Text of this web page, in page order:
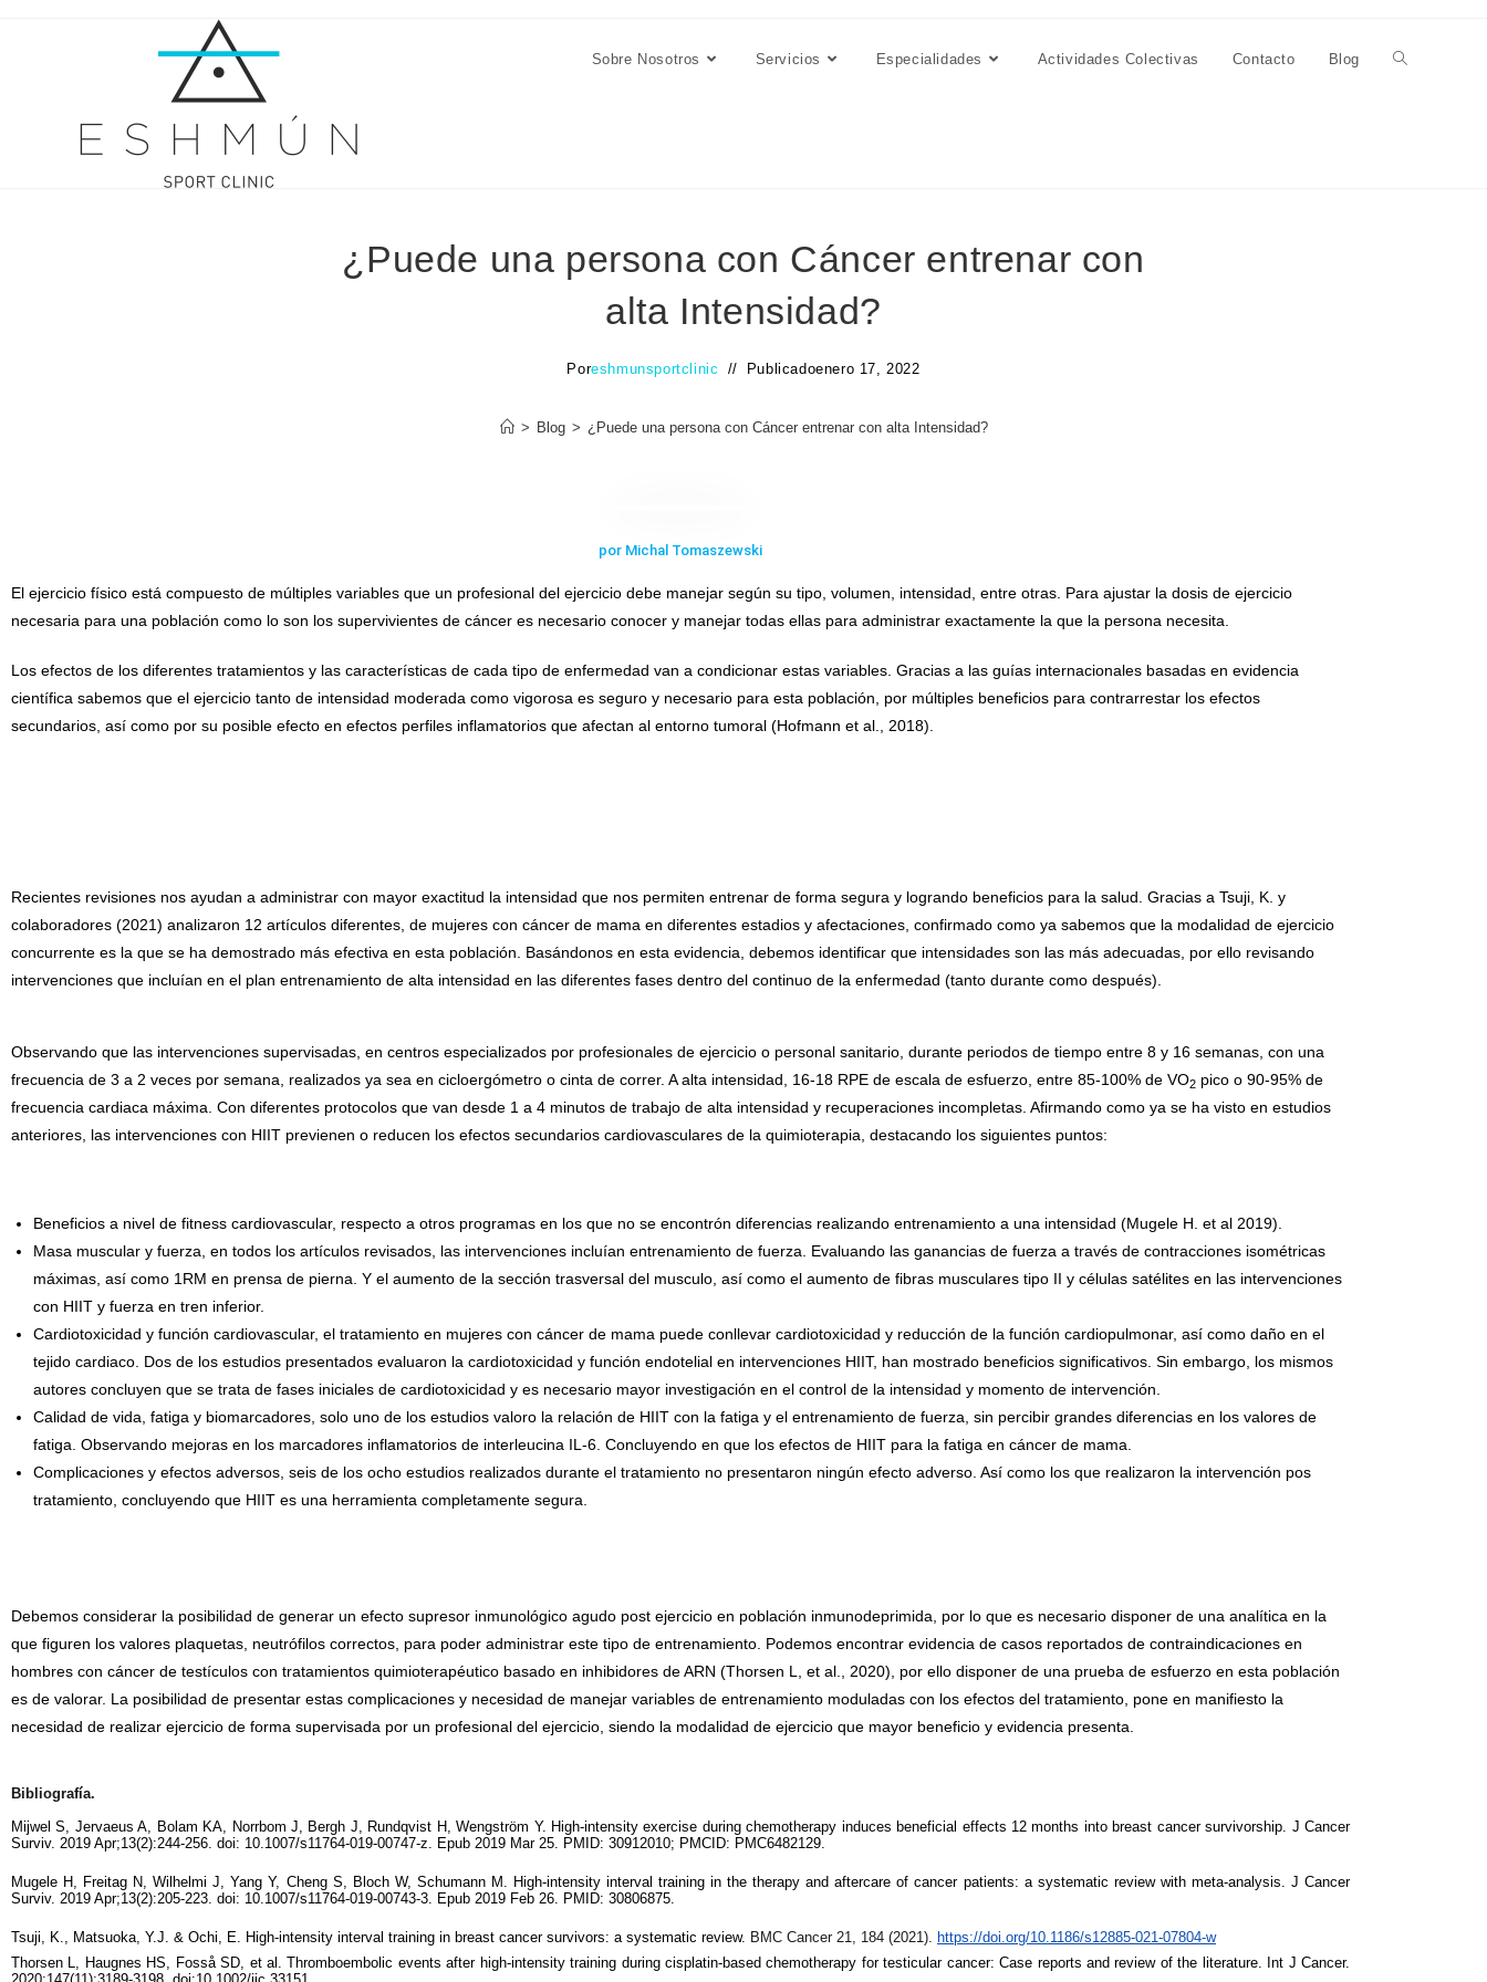
Sobre Nosotros Servicios Especialidades Actividades Colectivas Contacto Blog
¿Puede una persona con Cáncer entrenar con
alta Intensidad?
Poreshmunsportclinic Publicadoenero 17, 2022
> Blog > ¿Puede una persona con Cáncer entrenar con alta Intensidad?
por Michal Tomaszewski
El ejercicio físico está compuesto de múltiples variables que un profesional del ejercicio debe manejar según su tipo, volumen, intensidad, entre otras. Para ajustar la dosis de ejercicio
necesaria para una población como lo son los supervivientes de cáncer es necesario conocer y manejar todas ellas para administrar exactamente la que la persona necesita.
Los efectos de los diferentes tratamientos y las características de cada tipo de enfermedad van a condicionar estas variables. Gracias a las guías internacionales basadas en evidencia
científica sabemos que el ejercicio tanto de intensidad moderada como vigorosa es seguro y necesario para esta población, por múltiples beneficios para contrarrestar los efectos
secundarios, así como por su posible efecto en efectos perfiles inflamatorios que afectan al entorno tumoral (Hofmann et al., 2018).
Recientes revisiones nos ayudan a administrar con mayor exactitud la intensidad que nos permiten entrenar de forma segura y logrando beneficios para la salud. Gracias a Tsuji, K. y
colaboradores (2021) analizaron 12 artículos diferentes, de mujeres con cáncer de mama en diferentes estadios y afectaciones, confirmado como ya sabemos que la modalidad de ejercicio
concurrente es la que se ha demostrado más efectiva en esta población. Basándonos en esta evidencia, debemos identificar que intensidades son las más adecuadas, por ello revisando
intervenciones que incluían en el plan entrenamiento de alta intensidad en las diferentes fases dentro del continuo de la enfermedad (tanto durante como después).
Observando que las intervenciones supervisadas, en centros especializados por profesionales de ejercicio o personal sanitario, durante periodos de tiempo entre 8 y 16 semanas, con una
frecuencia de 3 a 2 veces por semana, realizados ya sea en cicloergómetro o cinta de correr. A alta intensidad, 16-18 RPE de escala de esfuerzo, entre 85-100% de VO2 pico o 90-95% de
frecuencia cardiaca máxima. Con diferentes protocolos que van desde 1 a 4 minutos de trabajo de alta intensidad y recuperaciones incompletas. Afirmando como ya se ha visto en estudios
anteriores, las intervenciones con HIIT previenen o reducen los efectos secundarios cardiovasculares de la quimioterapia, destacando los siguientes puntos:
Beneficios a nivel de fitness cardiovascular, respecto a otros programas en los que no se encontrón diferencias realizando entrenamiento a una intensidad (Mugele H. et al 2019).
Masa muscular y fuerza, en todos los artículos revisados, las intervenciones incluían entrenamiento de fuerza. Evaluando las ganancias de fuerza a través de contracciones isométricas
máximas, así como 1RM en prensa de pierna. Y el aumento de la sección trasversal del musculo, así como el aumento de fibras musculares tipo II y células satélites en las intervenciones
con HIIT y fuerza en tren inferior.
Cardiotoxicidad y función cardiovascular, el tratamiento en mujeres con cáncer de mama puede conllevar cardiotoxicidad y reducción de la función cardiopulmonar, así como daño en el
tejido cardiaco. Dos de los estudios presentados evaluaron la cardiotoxicidad y función endotelial en intervenciones HIIT, han mostrado beneficios significativos. Sin embargo, los mismos
autores concluyen que se trata de fases iniciales de cardiotoxicidad y es necesario mayor investigación en el control de la intensidad y momento de intervención.
Calidad de vida, fatiga y biomarcadores, solo uno de los estudios valoro la relación de HIIT con la fatiga y el entrenamiento de fuerza, sin percibir grandes diferencias en los valores de
fatiga. Observando mejoras en los marcadores inflamatorios de interleucina IL-6. Concluyendo en que los efectos de HIIT para la fatiga en cáncer de mama.
Complicaciones y efectos adversos, seis de los ocho estudios realizados durante el tratamiento no presentaron ningún efecto adverso. Así como los que realizaron la intervención pos
tratamiento, concluyendo que HIIT es una herramienta completamente segura.
Debemos considerar la posibilidad de generar un efecto supresor inmunológico agudo post ejercicio en población inmunodeprimida, por lo que es necesario disponer de una analítica en la
que figuren los valores plaquetas, neutrófilos correctos, para poder administrar este tipo de entrenamiento. Podemos encontrar evidencia de casos reportados de contraindicaciones en
hombres con cáncer de testículos con tratamientos quimioterapéutico basado en inhibidores de ARN (Thorsen L, et al., 2020), por ello disponer de una prueba de esfuerzo en esta población
es de valorar. La posibilidad de presentar estas complicaciones y necesidad de manejar variables de entrenamiento moduladas con los efectos del tratamiento, pone en manifiesto la
necesidad de realizar ejercicio de forma supervisada por un profesional del ejercicio, siendo la modalidad de ejercicio que mayor beneficio y evidencia presenta.
Bibliografía.
Mijwel S, Jervaeus A, Bolam KA, Norrbom J, Bergh J, Rundqvist H, Wengström Y. High-intensity exercise during chemotherapy induces beneficial effects 12 months into breast cancer survivorship. J Cancer
Surviv. 2019 Apr;13(2):244-256. doi: 10.1007/s11764-019-00747-z. Epub 2019 Mar 25. PMID: 30912010; PMCID: PMC6482129.
Mugele H, Freitag N, Wilhelmi J, Yang Y, Cheng S, Bloch W, Schumann M. High-intensity interval training in the therapy and aftercare of cancer patients: a systematic review with meta-analysis. J Cancer
Surviv. 2019 Apr;13(2):205-223. doi: 10.1007/s11764-019-00743-3. Epub 2019 Feb 26. PMID: 30806875.
Tsuji, K., Matsuoka, Y.J. & Ochi, E. High-intensity interval training in breast cancer survivors: a systematic review. BMC Cancer 21, 184 (2021). https://doi.org/10.1186/s12885-021-07804-w
Thorsen L, Haugnes HS, Fosså SD, et al. Thromboembolic events after high-intensity training during cisplatin-based chemotherapy for testicular cancer: Case reports and review of the literature. Int J Cancer.